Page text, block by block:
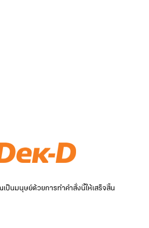
ป็นมนุษย์ด้วยการทำคำสั่งนี้ให้เสร็จสิ้น